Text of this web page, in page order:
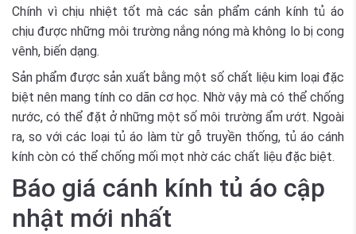
Chính vì chịu nhiệt tốt mà các sản phẩm cánh kính tủ áo
chịu được những môi trường nắng nóng mà không lo bị cong
vênh, biến dạng.
Sản phẩm được sản xuất bằng một số chất liệu kim loại đặc
biệt nên mang tính co dãn cơ học. Nhờ vậy mà có thể chống
nước, có thể đặt ở những một số môi trường ẩm ướt. Ngoài
ra, so với các loại tủ áo làm từ gỗ truyền thống, tủ áo cánh
kính còn có thể chống mối mọt nhờ các chất liệu đặc biệt.
Báo giá cánh kính tủ áo cập
nhật mới nhất